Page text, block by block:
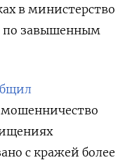
в министерство
по завышенным
с кражей более